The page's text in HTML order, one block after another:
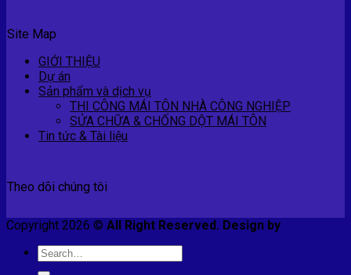
Site Map
GIỚI THIỆU
Dự án
Sản phẩm và dịch vụ
THI CÔNG MÁI TÔN NHÀ CÔNG NGHIỆP
SỬA CHỮA & CHỐNG DỘT MÁI TÔN
Tin tức & Tài liệu
Theo dõi chúng tôi
Copyright 2026 © All Right Reserved. Design by
Search
for: